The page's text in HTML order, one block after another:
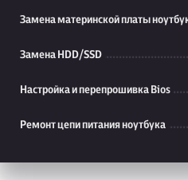
Замена материнской платы
Замена HDD/SSD
Настройка и перепрошивка Bios
Ремонт цепи питания ноутбука